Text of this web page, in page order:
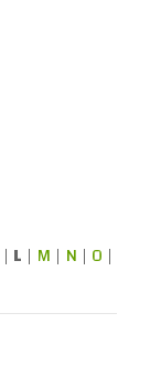
| L | M | N | O |